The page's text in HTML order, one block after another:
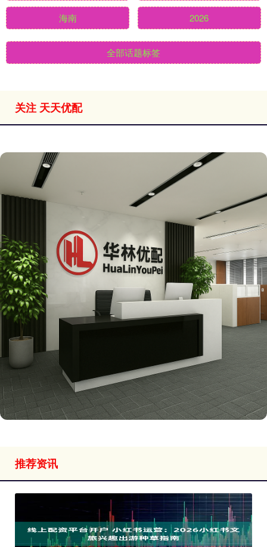
海南 2026
全部话题标签
关注 天天优配
推荐资讯